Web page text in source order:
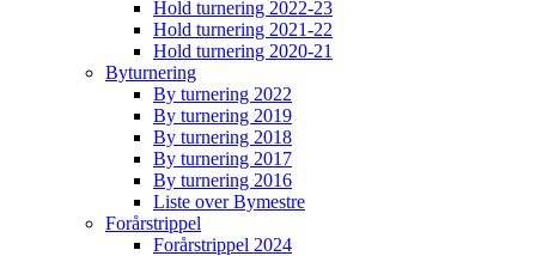
Hold turnering 2022-23
Hold turnering 2021-22
Hold turnering 2020-21
Byturnering
By turnering 2022
By turnering 2019
By turnering 2018
By turnering 2017
By turnering 2016
Liste over Bymestre
Forårstrippel
Forårstrippel 2024